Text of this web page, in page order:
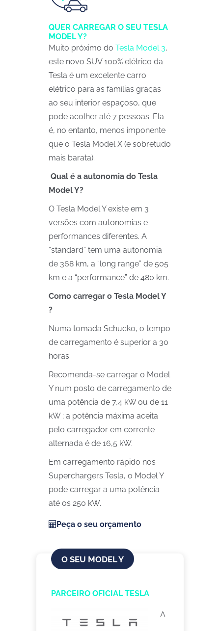
QUER CARREGAR O SEU TESLA
MODEL Y?
Muito próximo do Tesla Model 3,
este novo SUV 100% elétrico da
Tesla é um excelente carro
elétrico para as famílias graças
ao seu interior espaçoso, que
pode acolher até 7 pessoas. Ela
é, no entanto, menos imponente
que o Tesla Model X (e sobretudo
mais barata).
Qual é a autonomia do Tesla
Model Y?
O Tesla Model Y existe em 3
versões com autonomias e
performances diferentes. A
“standard” tem uma autonomia
de 368 km, a “long range” de 505
km e a “performance” de 480 km.
Como carregar o Tesla Model Y
?
Numa tomada Schucko, o tempo
de carregamento é superior a 30
horas.
Recomenda-se carregar o Model
Y num posto de carregamento de
uma potência de 7,4 kW ou de 11
kW ; a potência máxima aceita
pelo carregador em corrente
alternada é de 16,5 kW.
Em carregamento rápido nos
Superchargers Tesla, o Model Y
pode carregar a uma potência
até os 250 kW.
Peça o seu orçamento
O SEU MODEL Y
PARCEIRO OFICIAL TESLA
A